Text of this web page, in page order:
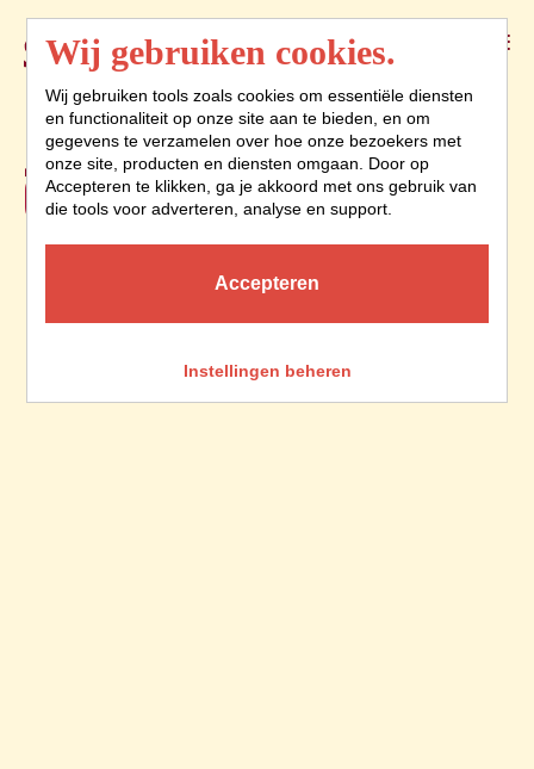
JE VERVELEN IS
GEEN OPTIE
Wij gebruiken cookies.
Wij gebruiken tools zoals cookies om essentiële diensten
en functionaliteit op onze site aan te bieden, en om
gegevens te verzamelen over hoe onze bezoekers met
onze site, producten en diensten omgaan. Door op
Accepteren te klikken, ga je akkoord met ons gebruik van
die tools voor adverteren, analyse en support.
Accepteren
Instellingen beheren